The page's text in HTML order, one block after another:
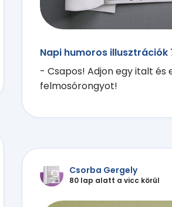
Napi humoros illusztrációk
- Csapos! Adjon egy italt és
felmosórongyot!
Csorba Gergely
80 lap alatt a vicc körül